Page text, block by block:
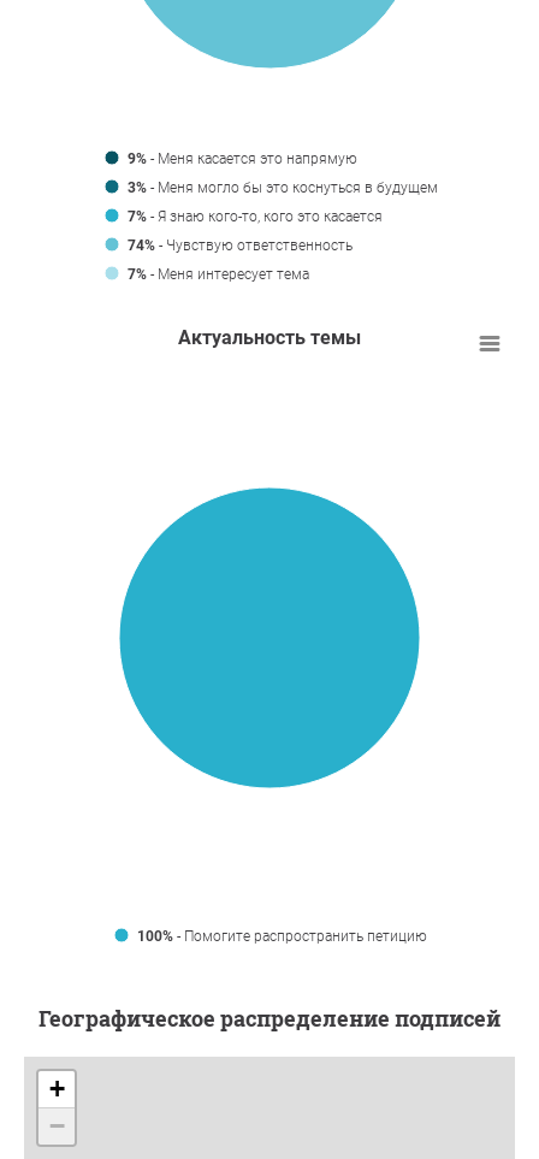
9% - Меня касается это напрямую
3% - Меня могло бы это коснуться в будущем
7% - Я знаю кого-то, кого это касается
74% - Чувствую ответственность
7% - Меня интересует тема
Актуальность темы
100% - Помогите распространить петицию
Географическое распределение подписей
+
−